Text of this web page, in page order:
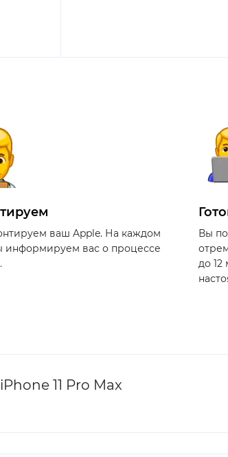
ваш Apple. На каждом
информируем вас о процессе
Вы
до 12
11 Pro Max